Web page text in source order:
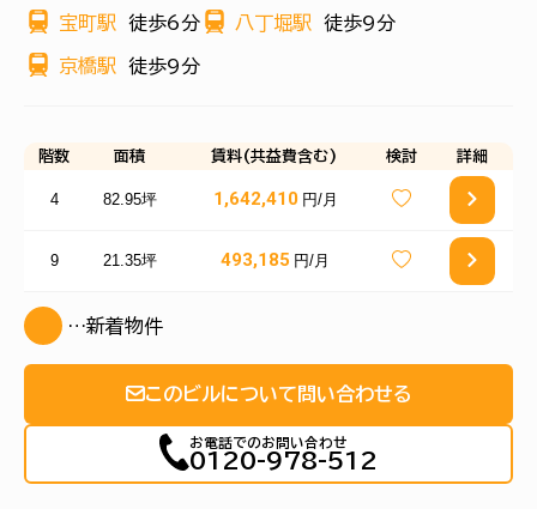
宝町駅 徒歩6分 八丁堀駅 徒歩9分
京橋駅 徒歩9分
階数 面積 賃料(共益費含む) 検討 詳細
4 82.95坪 1,642,410 円/月
9 21.35坪 493,185 円/月
…新着物件
このビルについて問い合わせる
お電話でのお問い合わせ
0120-978-512